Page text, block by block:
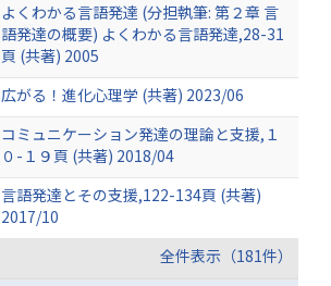
よくわかる言語発達 (分担執筆: 第２章 言
語発達の概要) よくわかる言語発達,28-31
頁 (共著) 2005
広がる！進化心理学 (共著) 2023/06
コミュニケーション発達の理論と支援,１
０-１９頁 (共著) 2018/04
言語発達とその支援,122-134頁 (共著)
2017/10
全件表示（181件）